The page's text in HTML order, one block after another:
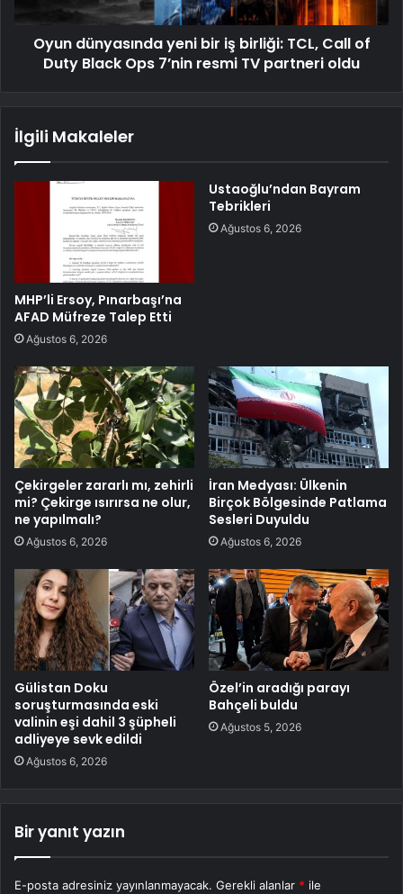
Oyun dünyasında yeni bir iş birliği: TCL, Call of
Duty Black Ops 7’nin resmi TV partneri oldu
İlgili Makaleler
MHP’li Ersoy, Pınarbaşı’na
AFAD Müfreze Talep Etti
Ağustos 6, 2026
Ustaoğlu’ndan Bayram
Tebrikleri
Ağustos 6, 2026
Çekirgeler zararlı mı, zehirli
mi? Çekirge ısırırsa ne olur,
ne yapılmalı?
Ağustos 6, 2026
İran Medyası: Ülkenin
Birçok Bölgesinde Patlama
Sesleri Duyuldu
Ağustos 6, 2026
Gülistan Doku
soruşturmasında eski
valinin eşi dahil 3 şüpheli
adliyeye sevk edildi
Ağustos 6, 2026
Özel’in aradığı parayı
Bahçeli buldu
Ağustos 5, 2026
Bir yanıt yazın
E-posta adresiniz yayınlanmayacak. Gerekli alanlar * ile